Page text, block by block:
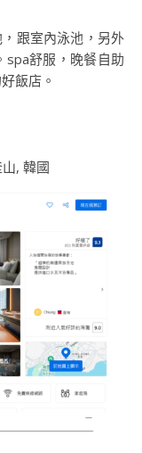
跟室內泳池，另外
spa舒服，晚餐自助
飯店。
, 韓國